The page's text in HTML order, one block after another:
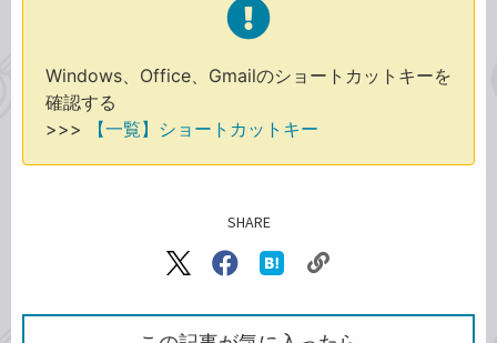
Windows、Office、Gmailのショートカットキーを
確認する
>>> 【一覧】ショートカットキー
SHARE
X（旧
で
シ
Facebook
シ
ェ
な
ク
を